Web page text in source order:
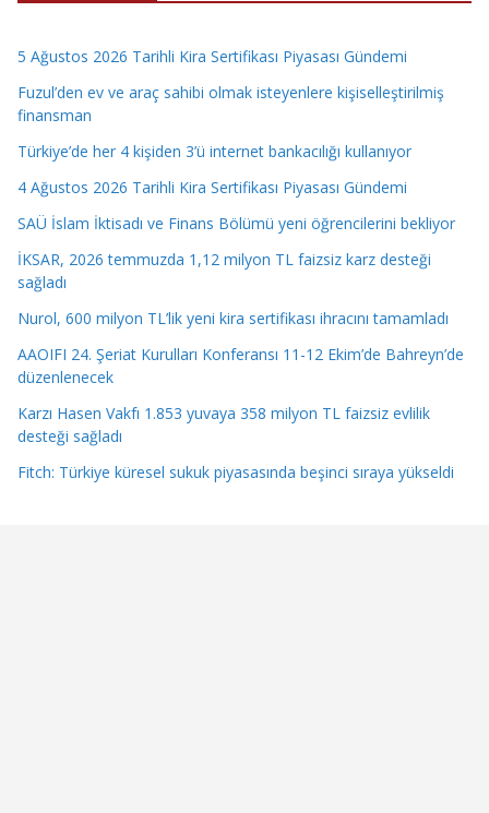
5 Ağustos 2026 Tarihli Kira Sertifikası Piyasası Gündemi
Fuzul’den ev ve araç sahibi olmak isteyenlere kişiselleştirilmiş
finansman
Türkiye’de her 4 kişiden 3’ü internet bankacılığı kullanıyor
4 Ağustos 2026 Tarihli Kira Sertifikası Piyasası Gündemi
SAÜ İslam İktisadı ve Finans Bölümü yeni öğrencilerini bekliyor
İKSAR, 2026 temmuzda 1,12 milyon TL faizsiz karz desteği
sağladı
Nurol, 600 milyon TL’lik yeni kira sertifikası ihracını tamamladı
AAOIFI 24. Şeriat Kurulları Konferansı 11-12 Ekim’de Bahreyn’de
düzenlenecek
Karzı Hasen Vakfı 1.853 yuvaya 358 milyon TL faizsiz evlilik
desteği sağladı
Fitch: Türkiye küresel sukuk piyasasında beşinci sıraya yükseldi